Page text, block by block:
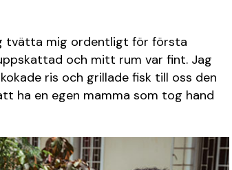
tvätta mig ordentligt för första
och mitt rum var fint. Jag
ris och grillade fisk till oss den
ha en egen mamma som tog hand